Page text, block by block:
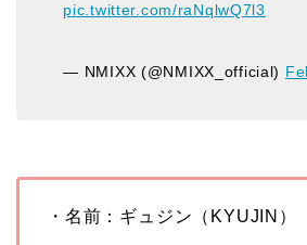
pic.twitter.com/raNqlwQ7l3
— NMIXX (@NMIXX_official)
・名前：ギュジン（KYUJIN）